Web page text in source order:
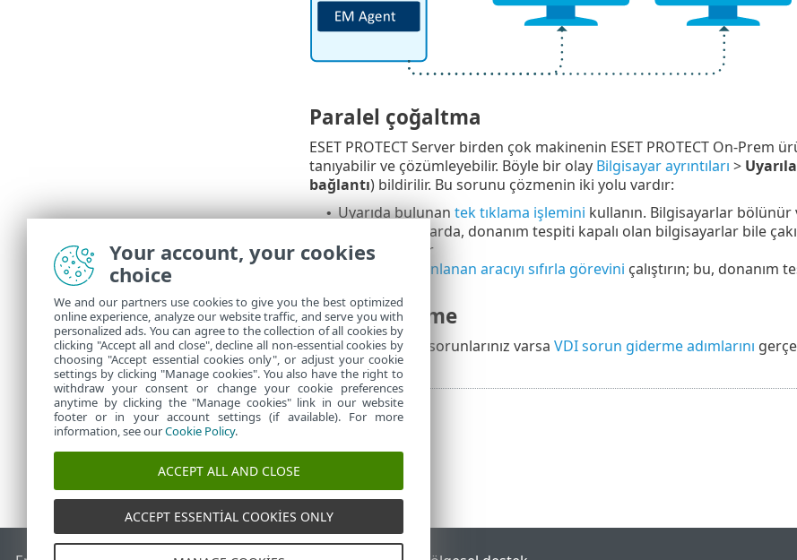
Paralel çoğaltma
ESET PROTECT Server birden çok makinenin ESET PROTECT On-Prem
tanıyabilir ve çözümleyebilir. Böyle bir olay Bilgisayar ayrıntıları >
bağlantı) bildirilir. Bu sorunu çözmenin iki yolu vardır:
• Uyarıda bulunan tek tıklama işlemini kullanın. Bilgisayarlar bölünür
Nadir durumlarda, donanım tespiti kapalı olan bilgisayarlar bile
tek seçenektir
Klonlanan aracıyı sıfırla görevini çalıştırın; bu, donanım
Sorun giderme
VDI klonu ile ilgili sorunlarınız varsa VDI sorun giderme adımlarını
Your account, your cookies
choice
We and our partners use cookies to give you the best optimized
online experience, analyze our website traffic, and serve you with
personalized ads. You can agree to the collection of all cookies by
clicking "Accept all and close", decline all non-essential cookies by
choosing "Accept essential cookies only", or adjust your cookie
settings by clicking "Manage cookies". You also have the right to
withdraw your consent or change your cookie preferences
anytime by clicking the "Manage cookies" link in our website
footer or in your account settings (if available). For more
information, see ourCookie Policy.
ACCEPT ALL AND CLOSE
ACCEPT ESSENTIAL COOKIES ONLY